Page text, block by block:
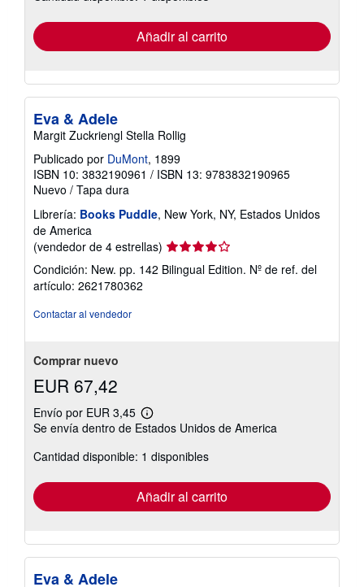
tarifas
envío
Añadir al carrito
Eva & Adele
Margit Zuckriengl Stella Rollig
Publicado por DuMont, 1899
ISBN 10: 3832190961 / ISBN 13: 9783832190965
Nuevo / Tapa dura
Librería: Books Puddle, New York, NY, Estados Unidos
de America
(vendedor de 4 estrellas) Calificación
del
vendedor:
Condición: New. pp. 142 Bilingual Edition. Nº de ref. del
artículo: 2621780362
Contactar al vendedor
Comprar nuevo
EUR 67,42
Envío por EUR 3,45
Más
información
las
tarifas
envío
Se envía dentro de Estados Unidos de America
Cantidad disponible: 1 disponibles
Añadir al carrito
Eva & Adele